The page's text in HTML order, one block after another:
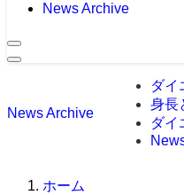
News Archive
News Archive
ダイ
身長
ダイ
ホーム